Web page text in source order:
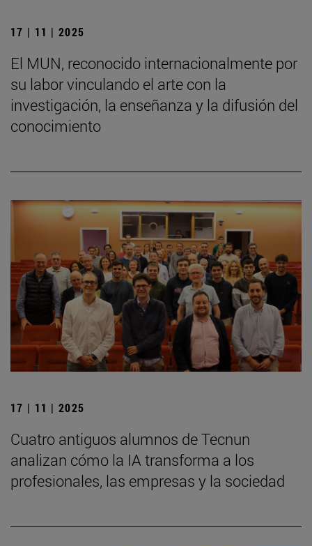
17 | 11 | 2025
El MUN, reconocido internacionalmente por
su labor vinculando el arte con la
investigación, la enseñanza y la difusión del
conocimiento
17 | 11 | 2025
Cuatro antiguos alumnos de Tecnun
analizan cómo la IA transforma a los
profesionales, las empresas y la sociedad